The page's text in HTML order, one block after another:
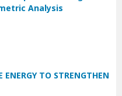
Analysis
TO STRENGTHEN